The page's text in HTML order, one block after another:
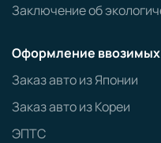
Заключение об
Оформление
Заказ авто из Японии
Заказ авто из Кореи
ЭПТС